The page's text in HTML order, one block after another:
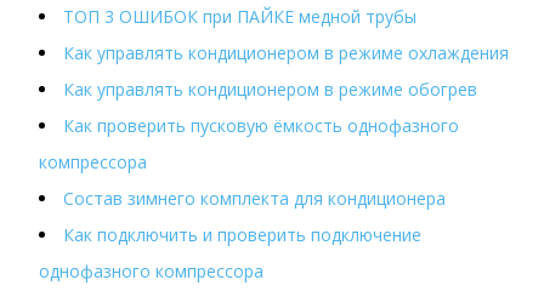
ТОП 3 ОШИБОК при ПАЙКЕ медной трубы
Как управлять кондиционером в режиме охлаждения
Как управлять кондиционером в режиме обогрев
Как проверить пусковую ёмкость однофазного
компрессора
Состав зимнего комплекта для кондиционера
Как подключить и проверить подключение
однофазного компрессора